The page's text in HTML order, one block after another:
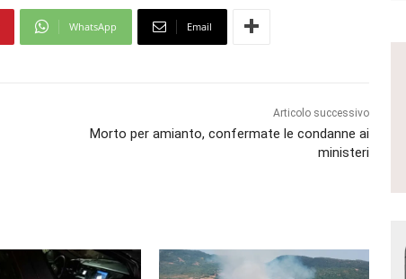
WhatsApp Email
Articolo successivo
Morto per amianto, confermate le condanne ai
ministeri